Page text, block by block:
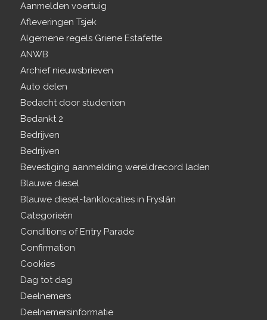
Aanmelden voertuig
Afleveringen Tsjek
Algemene regels Griene Estafette
ANWB
Archief nieuwsbrieven
Auto delen
Bedacht door studenten
Bedankt 2
Bedrijven
Bedrijven
Bevestiging aanmelding wereldrecord laden
Blauwe diesel
Blauwe diesel-tanklocaties in Fryslân
Categorieën
Conditions of Entry Parade
Confirmation
Cookies
Dag tot dag
Deelnemers
Deelnemersinformatie